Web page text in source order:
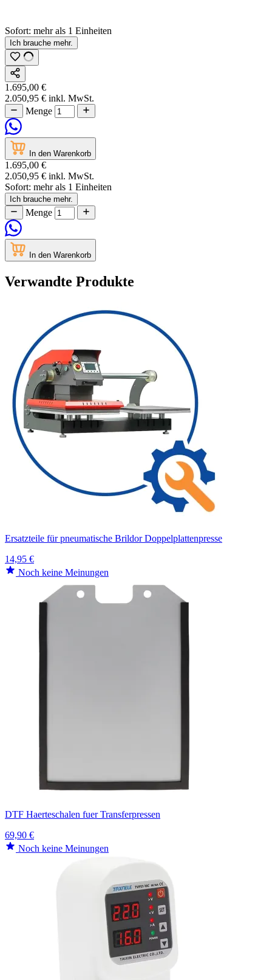
Sofort: mehr als 1 Einheiten
Ich brauche mehr.
1.695,00 €
2.050,95 € inkl. MwSt.
Menge
In den Warenkorb
1.695,00 €
2.050,95 € inkl. MwSt.
Sofort: mehr als 1 Einheiten
Ich brauche mehr.
Menge
In den Warenkorb
Verwandte Produkte
Ersatzteile für pneumatische Brildor Doppelplattenpresse
14,95 €
Noch keine Meinungen
DTF Haerteschalen fuer Transferpressen
69,90 €
Noch keine Meinungen